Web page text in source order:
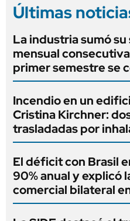
Últimas
La industria sumó
mensual
primer semestre se
Incendio en un
Cristina Kirchner:
trasladadas por
El déficit con Brasil
90% anual y explicó
comercial bilateral